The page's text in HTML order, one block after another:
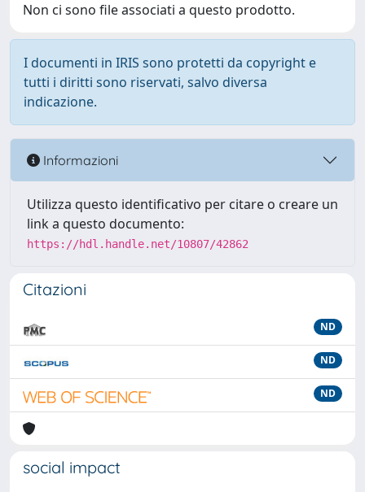
Non ci sono file associati a questo prodotto.
I documenti in IRIS sono protetti da copyright e
tutti i diritti sono riservati, salvo diversa
indicazione.
Informazioni
Utilizza questo identificativo per citare o creare un
link a questo documento:
https://hdl.handle.net/10807/42862
Citazioni
ND
ND
ND
social impact